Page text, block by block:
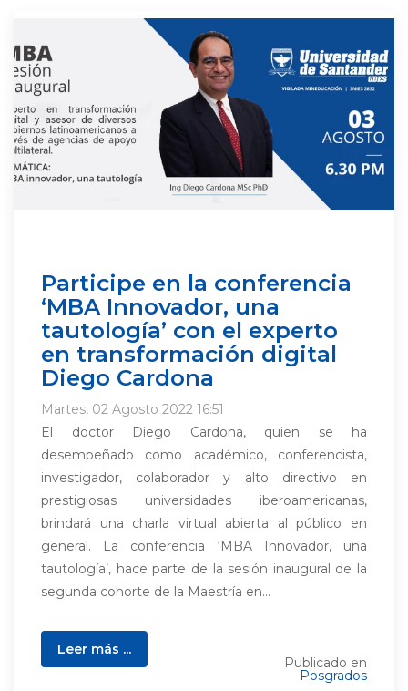
Participe en la conferencia
‘MBA Innovador, una
tautología’ con el experto
en transformación digital
Diego Cardona
Martes, 02 Agosto 2022 16:51
El doctor Diego Cardona, quien se ha
desempeñado como académico, conferencista,
investigador, colaborador y alto directivo en
prestigiosas universidades iberoamericanas,
brindará una charla virtual abierta al público en
general. La conferencia ‘MBA Innovador, una
tautología’, hace parte de la sesión inaugural de la
segunda cohorte de la Maestría en...
Leer más ...
Publicado en
Posgrados